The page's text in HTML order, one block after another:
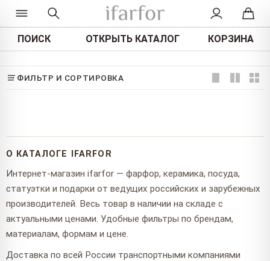
ПОИСК ОТКРЫТЬ КАТАЛОГ КОРЗИНА
ФИЛЬТР И СОРТИРОВКА
О КАТАЛОГЕ IFARFOR
Интернет-магазин ifarfor — фарфор, керамика, посуда,
статуэтки и подарки от ведущих российских и зарубежных
производителей. Весь товар в наличии на складе с
актуальными ценами. Удобные фильтры по брендам,
материалам, формам и цене.
Доставка по всей России транспортными компаниями